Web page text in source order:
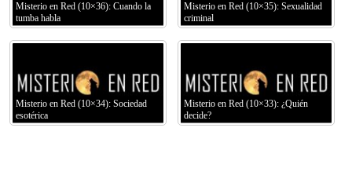
Misterio en Red (10×36): Cuando la
tumba habla
Misterio en Red (10×35): Sexualidad
criminal
Misterio en Red (10×34): Sociedad
esotérica
Misterio en Red (10×33): ¿Quién
decide?